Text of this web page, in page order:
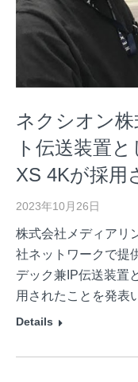
ネクシオン
ト伝送装置
XS 4Kが採用
2023年10月26日
株式会社メディアリ
社ネットワークで提
デック兼IP伝送装置
用されたことを発表
Details